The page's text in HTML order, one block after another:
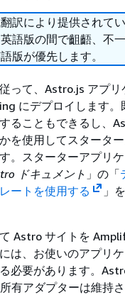
訳により提供されて
語版の間で齟齬、不
版が優先します。
って、Astro.js アプリ
にデプロイします。
ることもできるし、
を使用してスタータ
。スターターアプリ
ドキュメント 」の「
ートを使用する
」
Astro サイトを
は、お使いのアプリ
必要があります。
有アダプターは維持